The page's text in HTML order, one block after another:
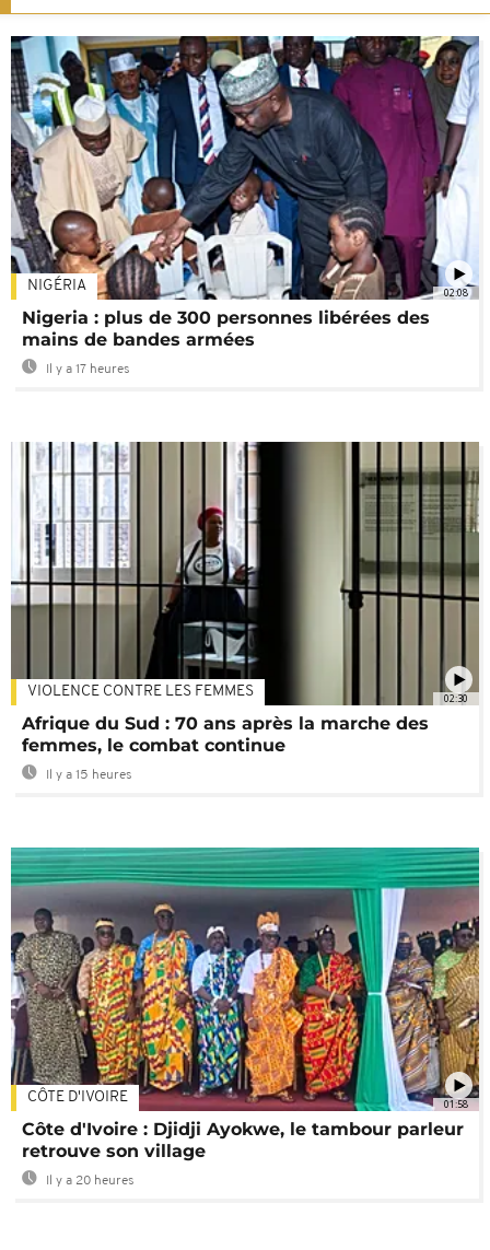
02:08
NIGÉRIA
Nigeria : plus de 300 personnes libérées des
mains de bandes armées
Il y a 17 heures
02:30
VIOLENCE CONTRE LES FEMMES
Afrique du Sud : 70 ans après la marche des
femmes, le combat continue
Il y a 15 heures
01:58
CÔTE D'IVOIRE
Côte d'Ivoire : Djidji Ayokwe, le tambour parleur
retrouve son village
Il y a 20 heures